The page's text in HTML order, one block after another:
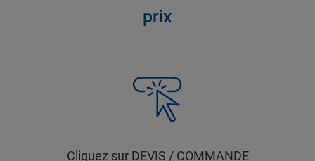
prix
Cliquez sur DEVIS / COMMANDE